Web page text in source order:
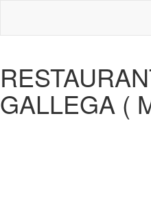
GALLEGA (